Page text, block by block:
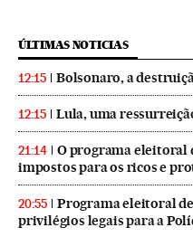
ÚLTIMAS NOTICIAS
12:15 Bolsonaro, a
12:15 Lula, uma
21:14
O programa eleitoral
impostos para os ricos e
20:55
Programa eleitoral
privilégios legais para a